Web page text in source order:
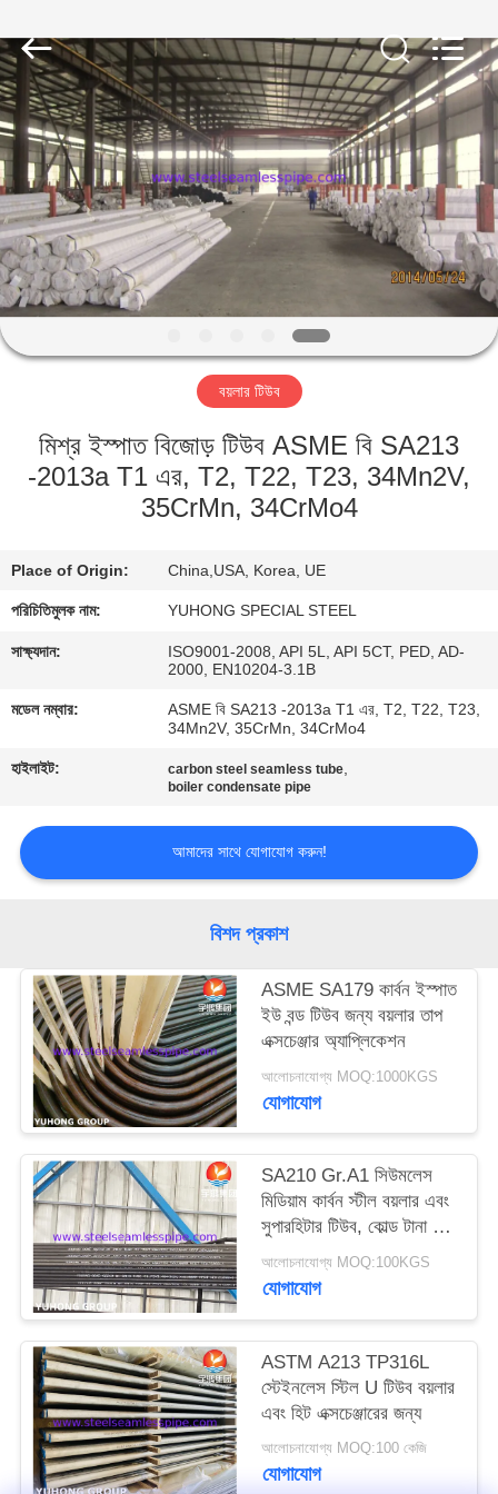
বাড়ি
পণ্য
আমাদের
সম্পর্কে
কারখানা
মান
যোগাযোগ
করুন
উদ্ধৃতির
আবেদন
COMPANY
NEWS
ম্যাপ
PRIVACY
POLICY
Group
Co.,Ltd.
All
Rights
Reserved.
বয়লার টিউব
মিশ্র ইস্পাত বিজোড় টিউব ASME বি SA213
-2013a T1 এর, T2, T22, T23, 34Mn2V,
35CrMn, 34CrMo4
Place of Origin: China,USA, Korea, UE
পরিচিতিমুলক নাম: YUHONG SPECIAL STEEL
সাক্ষ্যদান:
ISO9001-2008, API 5L, API 5CT, PED, AD-
2000, EN10204-3.1B
মডেল নম্বার:
ASME বি SA213 -2013a T1 এর, T2, T22, T23,
34Mn2V, 35CrMn, 34CrMo4
হাইলাইট: carbon steel seamless tube,
boiler condensate pipe
আমাদের সাথে যোগাযোগ করুন!
বিশদ প্রকাশ
ASME SA179 কার্বন ইস্পাত
ইউ বন্ড টিউব জন্য বয়লার তাপ
এক্সচেঞ্জার অ্যাপ্লিকেশন
আলোচনাযোগ্য MOQ:1000KGS
যোগাযোগ
SA210 Gr.A1 সিউমলেস
মিডিয়াম কার্বন স্টীল বয়লার এবং
সুপারহিটার টিউব, কোল্ড টানা এবং
আলোচনাযোগ্য MOQ:100KGS
যোগাযোগ
ASTM A213 TP316L
স্টেইনলেস স্টিল U টিউব বয়লার
এবং হিট এক্সচেঞ্জারের জন্য
আলোচনাযোগ্য MOQ:100 কেজি
যোগাযোগ